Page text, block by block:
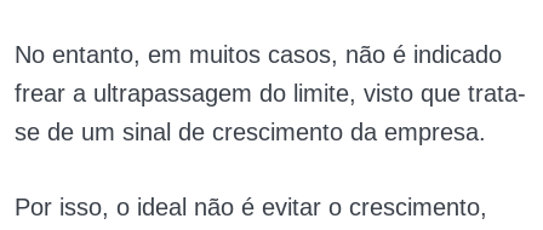
No entanto, em muitos casos, não é indicado
frear a ultrapassagem do limite, visto que trata-
se de um sinal de crescimento da empresa.
Por isso, o ideal não é evitar o crescimento,